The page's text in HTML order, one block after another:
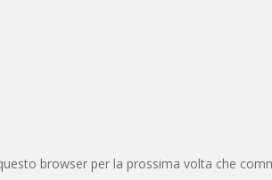
browser per la prossima volta che